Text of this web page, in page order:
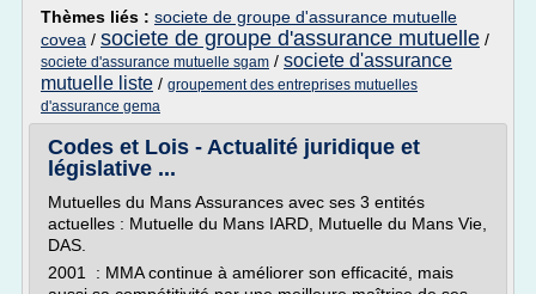
Thèmes liés : societe de groupe d'assurance mutuelle
covea / societe de groupe d'assurance mutuelle /
societe d'assurance mutuelle sgam / societe d'assurance
mutuelle liste / groupement des entreprises mutuelles
d'assurance gema
Codes et Lois - Actualité juridique et
législative ...
Mutuelles du Mans Assurances avec ses 3 entités
actuelles : Mutuelle du Mans IARD, Mutuelle du Mans Vie,
DAS.
2001 : MMA continue à améliorer son efficacité, mais